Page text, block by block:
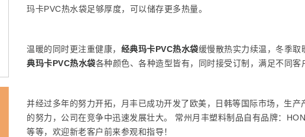
玛卡PVC热水袋足够厚度，可以储存更多热量。
温暖的同时更注重健康， 经典玛卡PVC热水袋缓慢散热实力续温，冬季
典玛卡PVC热水袋各种颜色、各种造型皆有，同时接受订制，满足不同客
并经过多年的努力开拓，月丰已成功开发了欧美，日韩等国际市场，生
的努力，公司在竞争中迅速发展壮大。 常州月丰塑料制品自有品牌：
等等，欢迎新老客户前来参观和指导！